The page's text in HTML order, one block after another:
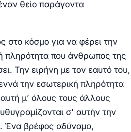
θείο παράγοντα
στο κόσμο για να φέρει την
πληρότητα που άνθρωπος της
Την ειρήνη με τον εαυτό του,
την εσωτερική πληρότητα
αυτή μ’ όλους τους άλλους
σ’ αυτήν την
Ένα βρέφος αδύναμο,